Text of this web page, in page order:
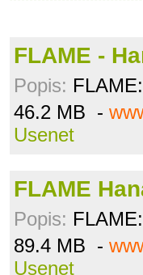
FLAME -
Popis:
46.2 MB -
Usenet
FLAME
Popis:
89.4 MB -
Usenet